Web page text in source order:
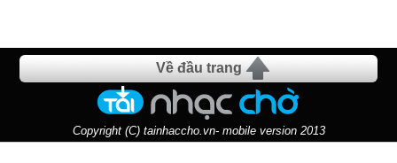
Về đầu trang
Copyright (C) tainhaccho.vn- mobile version 2013